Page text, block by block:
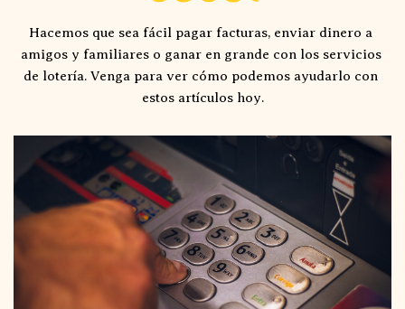
Hacemos que sea fácil pagar facturas, enviar dinero a
amigos y familiares o ganar en grande con los servicios
de lotería. Venga para ver cómo podemos ayudarlo con
estos artículos hoy.